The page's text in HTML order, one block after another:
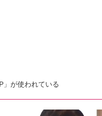
」が使われている